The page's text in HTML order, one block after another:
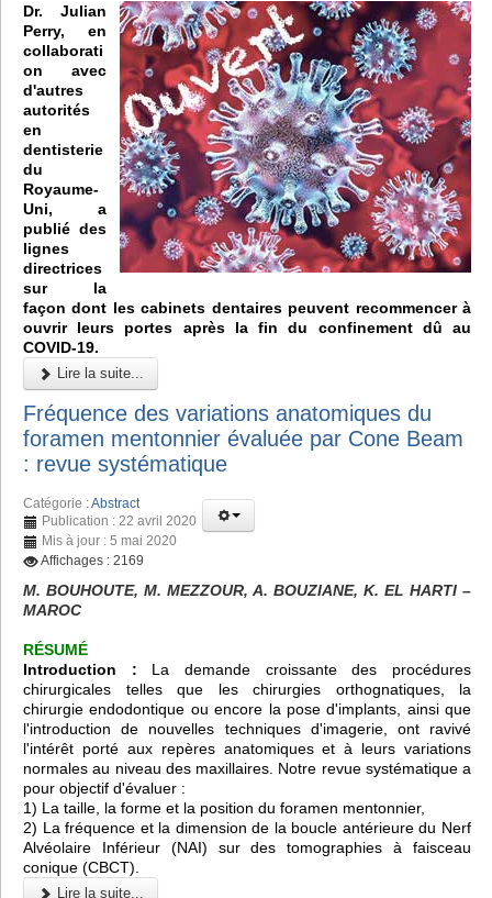
Dr. Julian
Perry, en
collaborati
on avec
d'autres
autorités
en
dentisterie
du
Royaume-
Uni, a
publié des
lignes
directrices
sur la
façon dont les cabinets dentaires peuvent recommencer à
ouvrir leurs portes après la fin du confinement dû au
COVID-19.
Lire la suite...
Fréquence des variations anatomiques du
foramen mentonnier évaluée par Cone Beam
: revue systématique
Catégorie :Abstract
Publication : 22 avril 2020
Mis à jour : 5 mai 2020
Affichages : 2169
M. BOUHOUTE, M. MEZZOUR, A. BOUZIANE, K. EL HARTI –
MAROC
RÉSUMÉ
Introduction : La demande croissante des procédures
chirurgicales telles que les chirurgies orthognatiques, la
chirurgie endodontique ou encore la pose d'implants, ainsi que
l'introduction de nouvelles techniques d'imagerie, ont ravivé
l'intérêt porté aux repères anatomiques et à leurs variations
normales au niveau des maxillaires. Notre revue systématique a
pour objectif d'évaluer :
1) La taille, la forme et la position du foramen mentonnier,
2) La fréquence et la dimension de la boucle antérieure du Nerf
Alvéolaire Inférieur (NAI) sur des tomographies à faisceau
conique (CBCT).
Lire la suite...